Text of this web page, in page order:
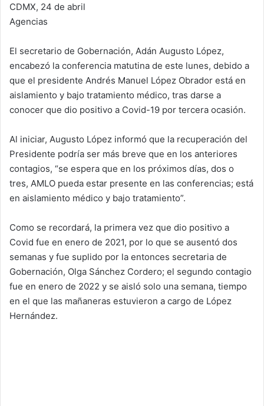
CDMX, 24 de abril
Agencias
El secretario de Gobernación, Adán Augusto López,
encabezó la conferencia matutina de este lunes, debido a
que el presidente Andrés Manuel López Obrador está en
aislamiento y bajo tratamiento médico, tras darse a
conocer que dio positivo a Covid-19 por tercera ocasión.
Al iniciar, Augusto López informó que la recuperación del
Presidente podría ser más breve que en los anteriores
contagios, “se espera que en los próximos días, dos o
tres, AMLO pueda estar presente en las conferencias; está
en aislamiento médico y bajo tratamiento”.
Como se recordará, la primera vez que dio positivo a
Covid fue en enero de 2021, por lo que se ausentó dos
semanas y fue suplido por la entonces secretaria de
Gobernación, Olga Sánchez Cordero; el segundo contagio
fue en enero de 2022 y se aisló solo una semana, tiempo
en el que las mañaneras estuvieron a cargo de López
Hernández.